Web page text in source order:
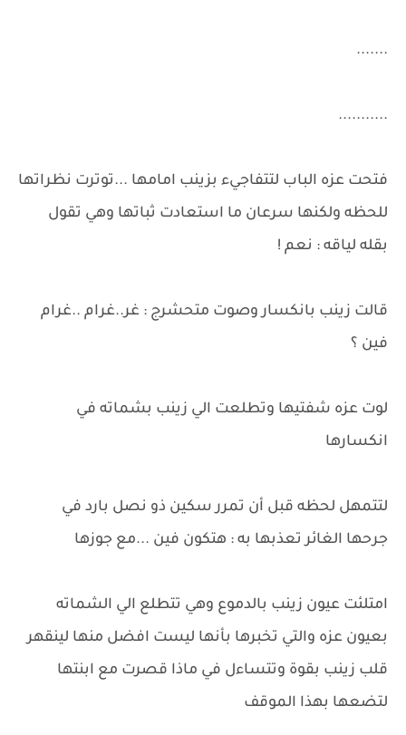
.......
...........
فتحت عزه الباب لتتفاجيء بزينب امامها ...توترت نظراتها
للحظه ولكنها سرعان ما استعادت ثباتها وهي تقول
بقله لياقه : نعم !
قالت زينب بانكسار وصوت متحشرج : غر..غرام ..غرام
فين ؟
لوت عزه شفتيها وتطلعت الي زينب بشماته في
انكسارها
لتتمهل لحظه قبل أن تمرر سكين ذو نصل بارد في
جرحها الغائر تعذبها به : هتكون فين ...مع جوزها
امتلئت عيون زينب بالدموع وهي تتطلع الي الشماته
بعيون عزه والتي تخبرها بأنها ليست افضل منها لينقهر
قلب زينب بقوة وتتساءل في ماذا قصرت مع ابنتها
لتضعها بهذا الموقف